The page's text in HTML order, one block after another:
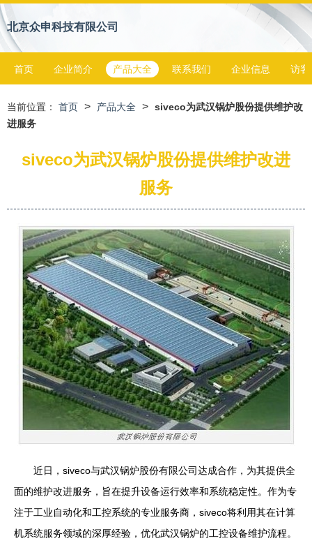
北京众申科技有限公司
首页 企业简介 产品大全 联系我们 企业信息 访客
当前位置： 首页 > 产品大全 > siveco为武汉锅炉股份提供维护改
进服务
siveco为武汉锅炉股份提供维护改进
服务
近日，siveco与武汉锅炉股份有限公司达成合作，为其提供全
面的维护改进服务，旨在提升设备运行效率和系统稳定性。作为专
注于工业自动化和工控系统的专业服务商，siveco将利用其在计算
机系统服务领域的深厚经验，优化武汉锅炉的工控设备维护流程。